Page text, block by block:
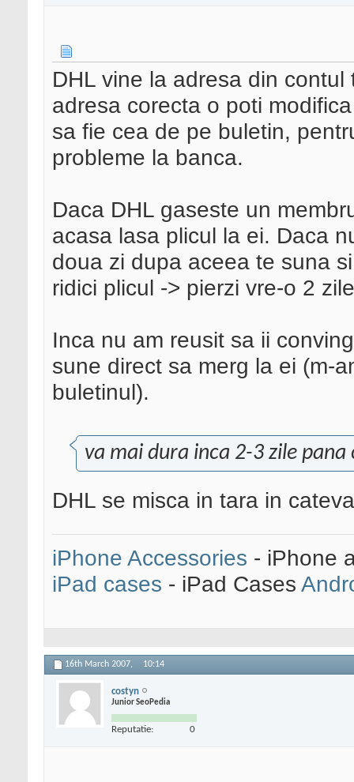
DHL vine la adresa din
adresa corecta o poti
sa fie cea de pe buletin,
probleme la banca.
Daca DHL gaseste un
acasa lasa plicul la ei. Daca
doua zi dupa aceea te suna
ridici plicul -> pierzi vre-o 2
Inca nu am reusit sa ii
sune direct sa merg la ei (m-
buletinul).
va mai dura inca 2-3 zile pana
DHL se misca in tara in
iPhone Accessories - iPhone
iPad cases - iPad Cases
16th March 2007, 10:14
costyn
Junior SeoPedia
Reputatie: 0